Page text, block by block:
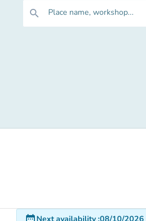
search Place name, workshop...